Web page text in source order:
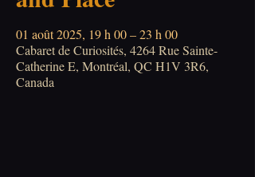
01 août 2025, 19 h 00 – 23 h 00
Cabaret de Curiosités, 4264 Rue Sainte-
Catherine E, Montréal, QC H1V 3R6,
Canada